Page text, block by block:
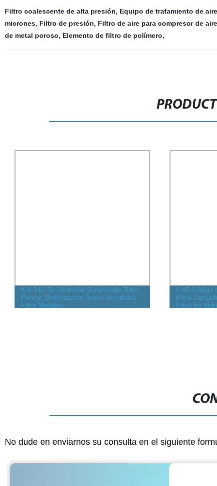
Filtro coalescente de alta presión, Equipo de tratamiento de aire
micrones, Filtro de presión, Filtro de aire para compresor de aire
de metal poroso, Elemento de filtro de polímero,
Krd 316 Ss Cartucho Sinterizado Tubo
Poroso Sinterización Acero Inoxidable
Filtro Metálico
0.45 Código
Filtro
Fibra de
No dude en enviarnos su consulta en el siguiente